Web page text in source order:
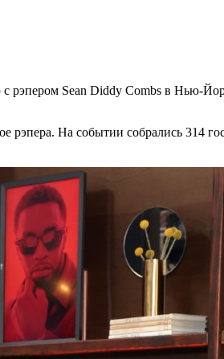
Sean Diddy Combs в Нью-
рэпера. На событии собрались 314